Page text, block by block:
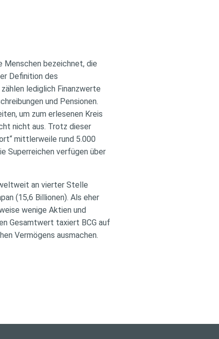
Menschen bezeichnet, die
Definition des
lediglich Finanzwerte
und Pensionen.
um zum erlesenen Kreis
nicht aus. Trotz dieser
mittlerweile rund 5.000
Superreichen verfügen über
an vierter Stelle
(15,6 Billionen). Als eher
wenige Aktien und
Gesamtwert taxiert BCG auf
Vermögens ausmachen.